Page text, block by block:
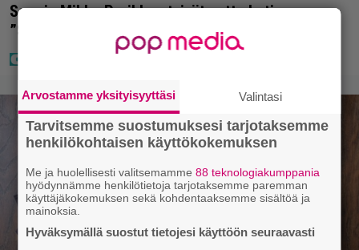
Sara ja Mikko Parikka etsivät uutta kotia –
”Seuraavaan kotiin tämmöinen”
Arvostamme yksityisyyttäsi Valintasi
Tarvitsemme suostumuksesi tarjotaksemme
henkilökohtaisen käyttökokemuksen
Me ja huolellisesti valitsemamme88 teknologiakumppania
hyödynnämme henkilötietoja tarjotaksemme paremman
käyttäjäkokemuksen sekä kohdentaaksemme sisältöä ja
mainoksia.
Hyväksymällä suostut tietojesi käyttöön seuraavasti